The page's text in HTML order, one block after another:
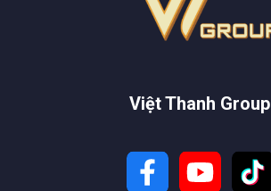
Việt Thanh Group